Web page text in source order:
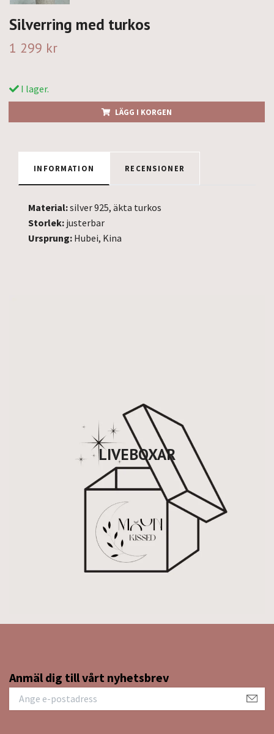
LIVEBOXAR
Silverring med turkos
1 299 kr
I lager.
LÄGG I KORGEN
INFORMATION RECENSIONER
Material:silver 925, äkta turkos
Storlek: justerbar
Ursprung: Hubei, Kina
Anmäl dig till vårt nyhetsbrev